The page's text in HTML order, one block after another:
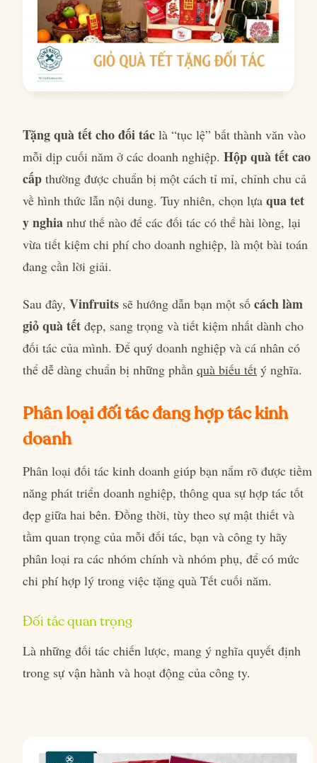
Tặng quà tết cho đối tác là “tục lệ” bất thành văn vào
mỗi dịp cuối năm ở các doanh nghiệp. Hộp quà tết cao
cấp thường được chuẩn bị một cách tỉ mỉ, chỉnh chu cả
về hình thức lẫn nội dung. Tuy nhiên, chọn lựa qua tet
y nghia như thế nào để các đối tác có thể hài lòng, lại
vừa tiết kiệm chi phí cho doanh nghiệp, là một bài toán
đang cần lời giải.
Sau đây, Vinfruits sẽ hướng dẫn bạn một số cách làm
giỏ quà tết đẹp, sang trọng và tiết kiệm nhất dành cho
đối tác của mình. Để quý doanh nghiệp và cá nhân có
thể dễ dàng chuẩn bị những phần quà biếu tết ý nghĩa.
Phân loại đối tác đang hợp tác kinh
doanh
Phân loại đối tác kinh doanh giúp bạn nắm rõ được tiềm
năng phát triển doanh nghiệp, thông qua sự hợp tác tốt
đẹp giữa hai bên. Đồng thời, tùy theo sự mật thiết và
tầm quan trọng của mỗi đối tác, bạn và công ty hãy
phân loại ra các nhóm chính và nhóm phụ, để có mức
chi phí hợp lý trong việc tặng quà Tết cuối năm.
Đối tác quan trọng
Là những đối tác chiến lược, mang ý nghĩa quyết định
trong sự vận hành và hoạt động của công ty.